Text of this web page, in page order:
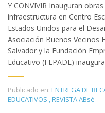
Y CONVIVIR Inauguran
infraestructura en Centro
Estados Unidos para el
Asociación Buenos Vecinos
Salvador y la Fundación
Educativo (FEPADE)
Publicado en: ENTREGA DE
EDUCATIVOS ,REVISTA ABsé